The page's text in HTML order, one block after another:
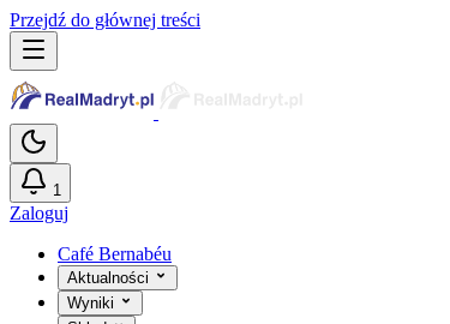
Przejdź do głównej treści
1
Zaloguj
Café Bernabéu
Aktualności
Wyniki